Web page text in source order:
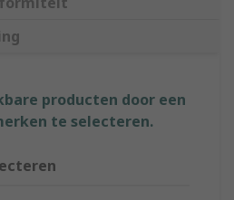
producten door een
te selecteren.